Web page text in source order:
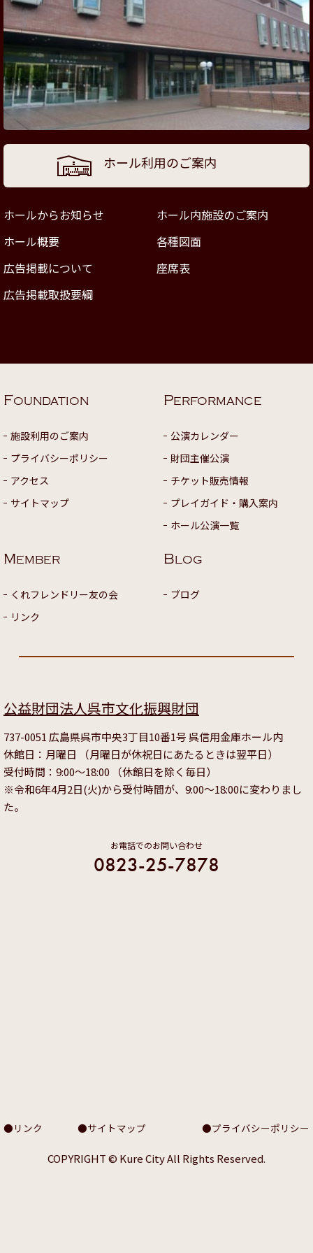
ホール利用のご案内
ホールからお知らせ
ホール内施設のご案内
ホール概要
各種図面
広告掲載について
座席表
広告掲載取扱要綱
FOUNDATION
施設利用のご案内
プライバシーポリシー
アクセス
サイトマップ
PERFORMANCE
公演カレンダー
財団主催公演
チケット販売情報
プレイガイド・購入案内
ホール公演一覧
MEMBER
くれフレンドリー友の会
リンク
BLOG
ブログ
公益財団法人呉市文化振興財団
737-0051 広島県呉市中央3丁目10番1号 呉信用金庫ホール内
休館日：月曜日 （月曜日が休祝日にあたるときは翌平日）
受付時間：9:00～18:00 （休館日を除く毎日）
※令和6年4月2日(火)から受付時間が、9:00～18:00に変わりまし
た。
お電話でのお問い合わせ
0823-25-7878
リンク サイトマップ プライバシーポリシー
COPYRIGHT © Kure City All Rights Reserved.